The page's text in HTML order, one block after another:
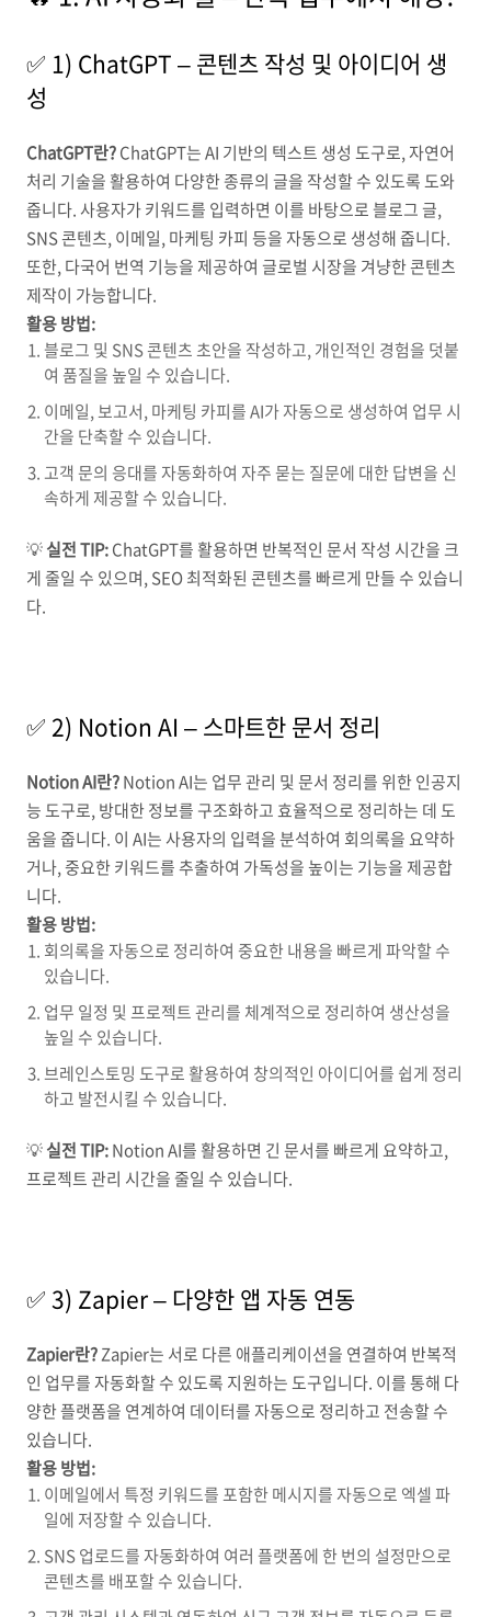
✅ 1) ChatGPT – 콘텐츠 작성 및 아이디어 생
성
ChatGPT란?ChatGPT는 AI 기반의 텍스트 생성 도구로, 자연어
처리 기술을 활용하여 다양한 종류의 글을 작성할 수 있도록 도와
줍니다. 사용자가 키워드를 입력하면 이를 바탕으로 블로그 글,
SNS 콘텐츠, 이메일, 마케팅 카피 등을 자동으로 생성해 줍니다.
또한, 다국어 번역 기능을 제공하여 글로벌 시장을 겨냥한 콘텐츠
제작이 가능합니다.
활용 방법:
블로그 및 SNS 콘텐츠 초안을 작성하고, 개인적인 경험을 덧붙
여 품질을 높일 수 있습니다.
이메일, 보고서, 마케팅 카피를 AI가 자동으로 생성하여 업무 시
간을 단축할 수 있습니다.
고객 문의 응대를 자동화하여 자주 묻는 질문에 대한 답변을 신
속하게 제공할 수 있습니다.
💡실전 TIP:ChatGPT를 활용하면 반복적인 문서 작성 시간을 크
게 줄일 수 있으며, SEO 최적화된 콘텐츠를 빠르게 만들 수 있습니
다.
✅ 2) Notion AI – 스마트한 문서 정리
Notion AI란?Notion AI는 업무 관리 및 문서 정리를 위한 인공지
능 도구로, 방대한 정보를 구조화하고 효율적으로 정리하는 데 도
움을 줍니다. 이 AI는 사용자의 입력을 분석하여 회의록을 요약하
거나, 중요한 키워드를 추출하여 가독성을 높이는 기능을 제공합
니다.
활용 방법:
회의록을 자동으로 정리하여 중요한 내용을 빠르게 파악할 수
있습니다.
업무 일정 및 프로젝트 관리를 체계적으로 정리하여 생산성을
높일 수 있습니다.
브레인스토밍 도구로 활용하여 창의적인 아이디어를 쉽게 정리
하고 발전시킬 수 있습니다.
💡실전 TIP:Notion AI를 활용하면 긴 문서를 빠르게 요약하고,
프로젝트 관리 시간을 줄일 수 있습니다.
✅ 3) Zapier – 다양한 앱 자동 연동
Zapier란?Zapier는 서로 다른 애플리케이션을 연결하여 반복적
인 업무를 자동화할 수 있도록 지원하는 도구입니다. 이를 통해 다
양한 플랫폼을 연계하여 데이터를 자동으로 정리하고 전송할 수
있습니다.
활용 방법:
이메일에서 특정 키워드를 포함한 메시지를 자동으로 엑셀 파
일에 저장할 수 있습니다.
SNS 업로드를 자동화하여 여러 플랫폼에 한 번의 설정만으로
콘텐츠를 배포할 수 있습니다.